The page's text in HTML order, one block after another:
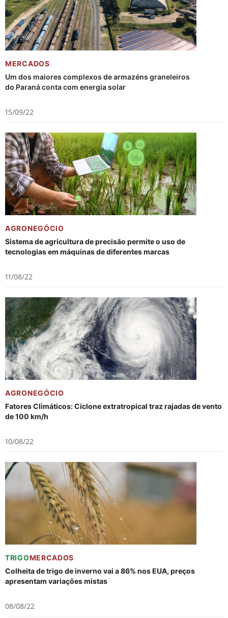
MERCADOS
Um dos maiores complexos de armazéns graneleiros
do Paraná conta com energia solar
15/09/22
AGRONEGÓCIO
Sistema de agricultura de precisão permite o uso de
tecnologias em máquinas de diferentes marcas
11/08/22
AGRONEGÓCIO
Fatores Climáticos: Ciclone extratropical traz rajadas de vento
de 100 km/h
10/08/22
TRIGOMERCADOS
Colheita de trigo de inverno vai a 86% nos EUA, preços
apresentam variações mistas
08/08/22